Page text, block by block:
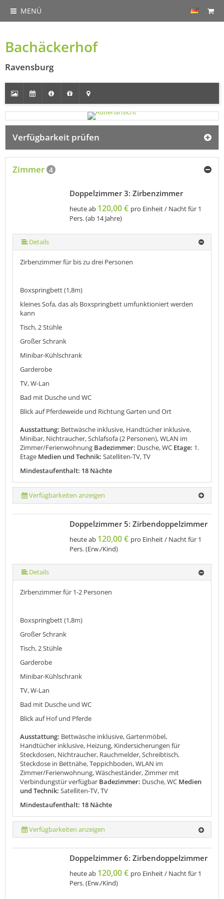
MENÜ
Bachäckerhof
Ravensburg
Verfügbarkeit prüfen
Zimmer 4
Doppelzimmer 3: Zirbenzimmer
heute ab 120,00 € pro Einheit / Nacht für 1
Pers. (ab 14 Jahre)
Details
Zirbenzimmer für bis zu drei Personen
Boxspringbett (1,8m)
kleines Sofa, das als Boxspringbett umfunktioniert werden
kann
Tisch, 2 Stühle
Großer Schrank
Minibar-Kühlschrank
Garderobe
TV, W-Lan
Bad mit Dusche und WC
Blick auf Pferdeweide und Richtung Garten und Ort
Ausstattung: Bettwäsche inklusive, Handtücher inklusive,
Minibar, Nichtraucher, Schlafsofa (2 Personen), WLAN im
Zimmer/Ferienwohnung Badezimmer: Dusche, WC Etage: 1.
Etage Medien und Technik: Satelliten-TV, TV
Mindestaufenthalt: 18 Nächte
Verfügbarkeiten anzeigen
Doppelzimmer 5: Zirbendoppelzimmer
heute ab 120,00 € pro Einheit / Nacht für 1
Pers. (Erw./Kind)
Details
Zirbenzimmer für 1-2 Personen
Boxspringbett (1,8m)
Großer Schrank
Tisch, 2 Stühle
Garderobe
Minibar-Kühlschrank
TV, W-Lan
Bad mit Dusche und WC
Blick auf Hof und Pferde
Ausstattung: Bettwäsche inklusive, Gartenmöbel,
Handtücher inklusive, Heizung, Kindersicherungen für
Steckdosen, Nichtraucher, Rauchmelder, Schreibtisch,
Steckdose in Bettnähe, Teppichboden, WLAN im
Zimmer/Ferienwohnung, Wäscheständer, Zimmer mit
Verbindungstür verfügbar Badezimmer: Dusche, WC Medien
und Technik: Satelliten-TV, TV
Mindestaufenthalt: 18 Nächte
Verfügbarkeiten anzeigen
Doppelzimmer 6: Zirbendoppelzimmer
heute ab 120,00 € pro Einheit / Nacht für 1
Pers. (Erw./Kind)